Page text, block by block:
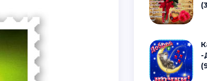
Картинки спокойной ночи
-